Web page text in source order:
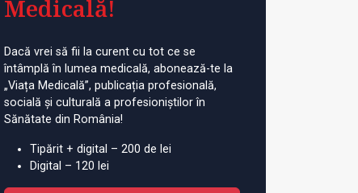
Medicală!
Dacă vrei să fii la curent cu tot ce se
întâmplă în lumea medicală, abonează-te la
„Viața Medicală”, publicația profesională,
socială și culturală a profesioniștilor în
Sănătate din România!
Tipărit + digital – 200 de lei
Digital – 120 lei